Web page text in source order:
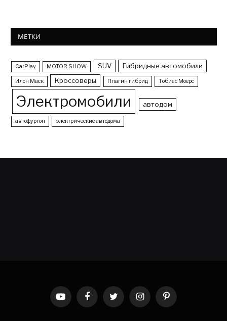
МЕТКИ
CarPlay MOTOR SHOW SUV Гибридные автомобили
Илон Маск Кроссоверы Плагин гибрид Тобиас Моерс
Электромобили автодом
автофургон электрические автодома
YouTubeFacebookTwitter InstagramPinterest